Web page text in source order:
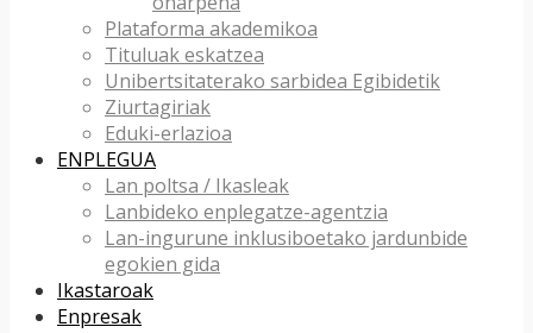
Plataforma akademikoa
Tituluak eskatzea
Unibertsitaterako sarbidea Egibidetik
Ziurtagiriak
Eduki-erlazioa
ENPLEGUA
Lan poltsa / Ikasleak
Lanbideko enplegatze-agentzia
Lan-ingurune inklusiboetako jardunbide
egokien gida
Ikastaroak
Enpresak